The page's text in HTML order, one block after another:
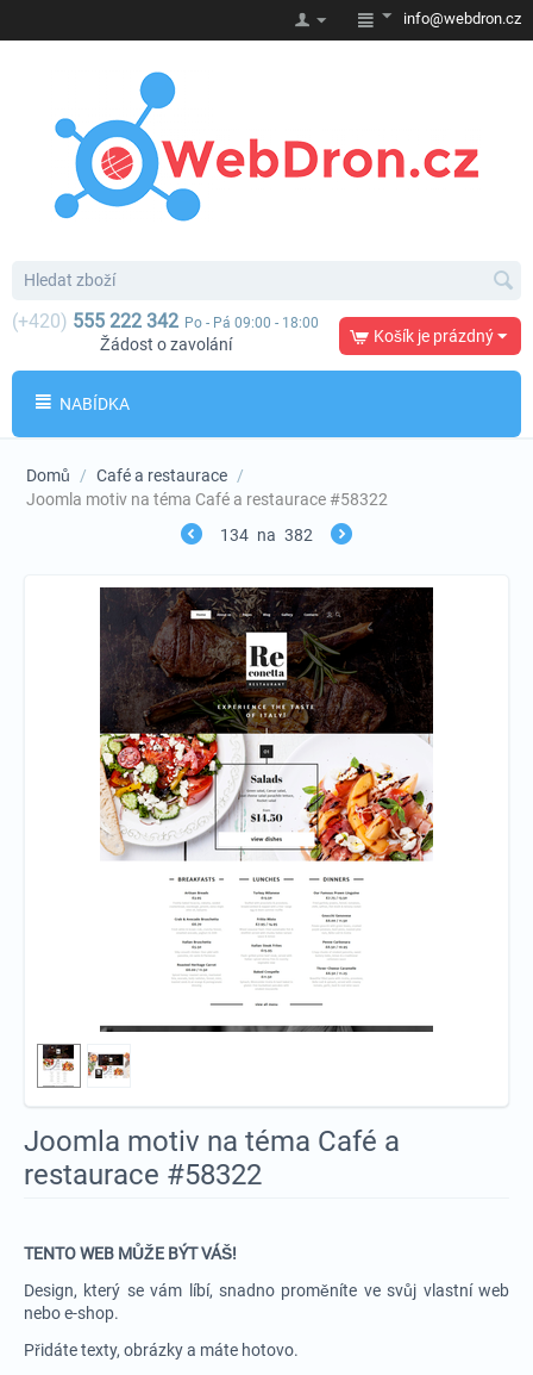
info@webdron.cz
(+420) 555 222 342 Po - Pá 09:00 - 18:00
Žádost o zavolání Košík je prázdný
NABÍDKA
Domů / Café a restaurace /
Joomla motiv na téma Café a restaurace #58322
134 na 382
Joomla motiv na téma Café a
restaurace #58322
TENTO WEB MŮŽE BÝT VÁŠ!
Design, který se vám líbí, snadno proměníte ve svůj vlastní web
nebo e-shop.
Přidáte texty, obrázky a máte hotovo.